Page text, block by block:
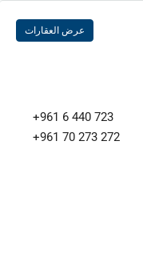
عرض العقارات
+961 6 440 723
+961 70 273 272